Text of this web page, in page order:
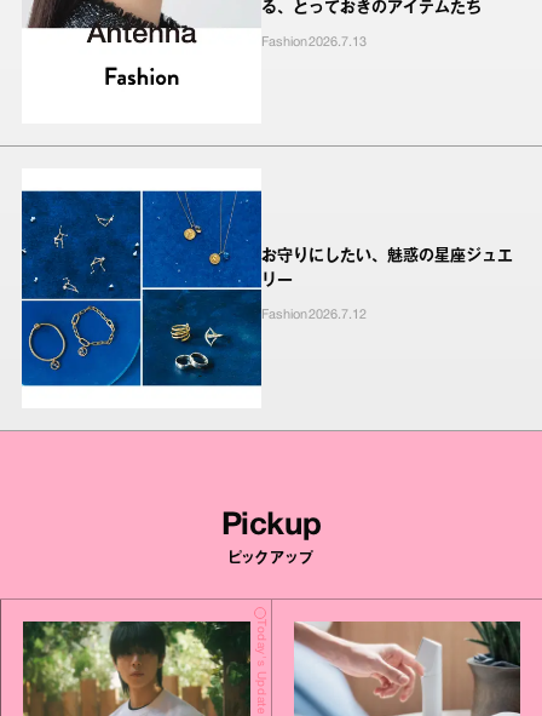
る、とっておきのアイテムたち
Fashion2026.7.13
お守りにしたい、魅惑の星座ジュエ
リー
Fashion2026.7.12
Pickup
ピックアップ
Today's Update